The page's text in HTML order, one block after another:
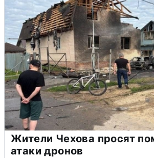
Жители Чехова просят
атаки дронов